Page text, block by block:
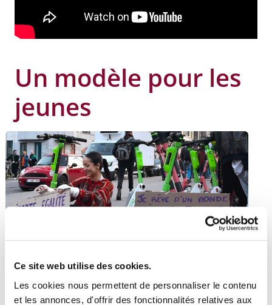
Ce site web utilise des cookies.
Les cookies nous permettent de personnaliser le contenu
et les annonces, d'offrir des fonctionnalités relatives aux
Un modèle pour les
jeunes
Deux parcours convergents vers la même envie :